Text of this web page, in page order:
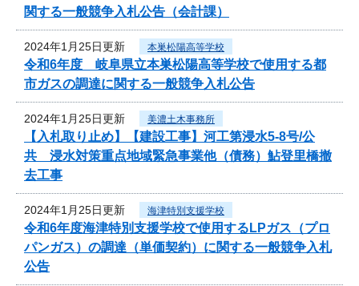
関する一般競争入札公告（会計課）
2024年1月25日更新 本巣松陽高等学校
令和6年度 岐阜県立本巣松陽高等学校で使用する都
市ガスの調達に関する一般競争入札公告
2024年1月25日更新 美濃土木事務所
【入札取り止め】【建設工事】河工第浸水5-8号/公
共 浸水対策重点地域緊急事業他（債務）鮎登里橋撤
去工事
2024年1月25日更新 海津特別支援学校
令和6年度海津特別支援学校で使用するLPガス（プロ
パンガス）の調達（単価契約）に関する一般競争入札
公告